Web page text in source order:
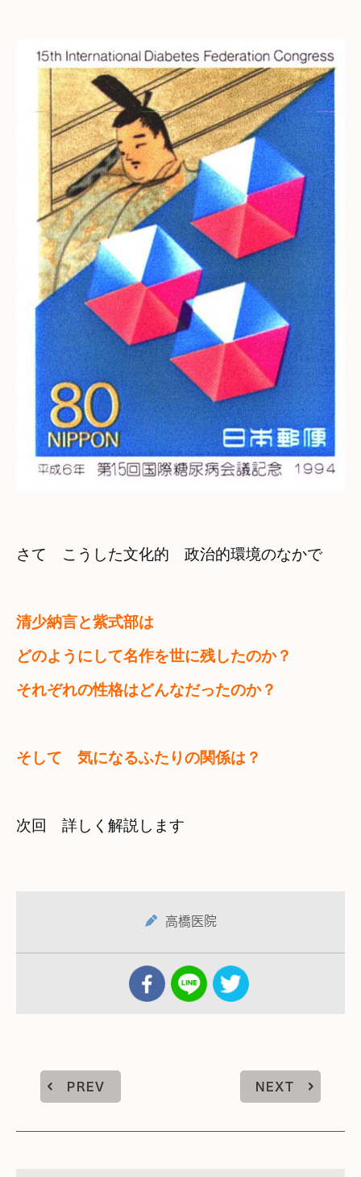
さて　こうした文化的　政治的環境のなかで
清少納言と紫式部は
どのようにして名作を世に残したのか？
それぞれの性格はどんなだったのか？
そして　気になるふたりの関係は？
次回　詳しく解説します
高橋医院
PREV NEXT